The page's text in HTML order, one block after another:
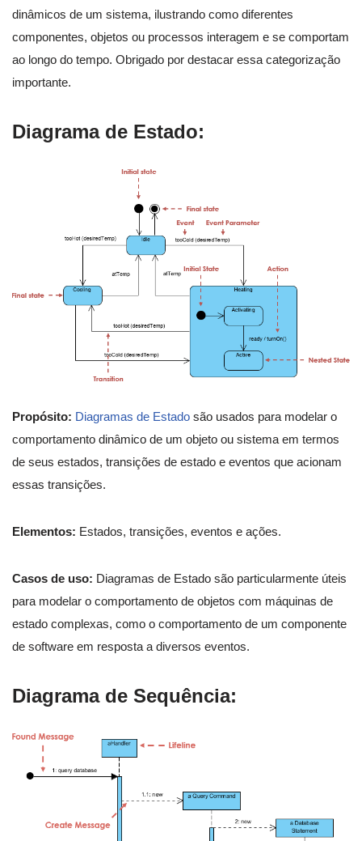
dinâmicos de um sistema, ilustrando como diferentes
componentes, objetos ou processos interagem e se comportam
ao longo do tempo. Obrigado por destacar essa categorização
importante.
Diagrama de Estado:
Propósito: Diagramas de Estado são usados para modelar o
comportamento dinâmico de um objeto ou sistema em termos
de seus estados, transições de estado e eventos que acionam
essas transições.
Elementos: Estados, transições, eventos e ações.
Casos de uso: Diagramas de Estado são particularmente úteis
para modelar o comportamento de objetos com máquinas de
estado complexas, como o comportamento de um componente
de software em resposta a diversos eventos.
Diagrama de Sequência: